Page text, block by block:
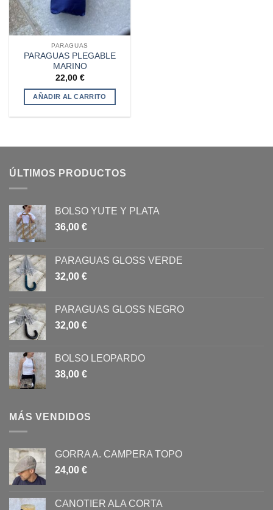
PARAGUAS
PARAGUAS PLEGABLE
MARINO
22,00 €
AÑADIR AL CARRITO
ÚLTIMOS PRODUCTOS
BOLSO YUTE Y PLATA
36,00 €
PARAGUAS GLOSS VERDE
32,00 €
PARAGUAS GLOSS NEGRO
32,00 €
BOLSO LEOPARDO
38,00 €
MÁS VENDIDOS
GORRA A. CAMPERA TOPO
24,00 €
CANOTIER ALA CORTA